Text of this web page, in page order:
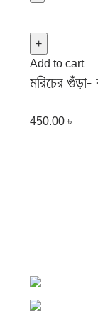
Add to cart
মরিচের
450.00 ৳